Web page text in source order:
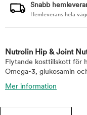
Snabb
Hemleverans hela
Nutrolin Hip & Joint
Flytande kosttillskott för
Omega-3, glukosamin
Mer information